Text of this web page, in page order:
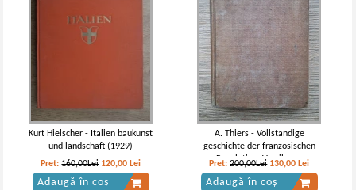
Kurt Hielscher - Italien baukunst
und landschaft (1929)
Pret:160,00Lei 120,00 Lei
Adaugă în coș
A. Thiers - Vollstandige
geschichte der franzosischen
Revolution. Von ihrem
ausbruche im jahre 1789 bis
zum zweiten Pariser Frieden
Pret:200,00Lei 130,00 Lei
Adaugă în coș